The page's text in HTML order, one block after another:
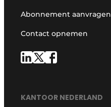
Abonnement aanvragen
Contact opnemen
KANTOOR NEDERLAND